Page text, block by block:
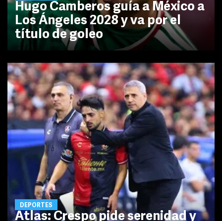
Hugo Camberos guía a México a
Los Ángeles 2028 y va por el
título de goleo
DEPORTES
Atlas: Crespo pide serenidad y